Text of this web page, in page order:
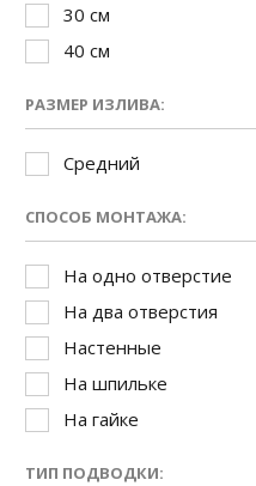
30 см
40 см
РАЗМЕР ИЗЛИВА:
Средний
СПОСОБ МОНТАЖА:
На одно отверстие
На два отверстия
Настенные
На шпильке
На гайке
ТИП ПОДВОДКИ: